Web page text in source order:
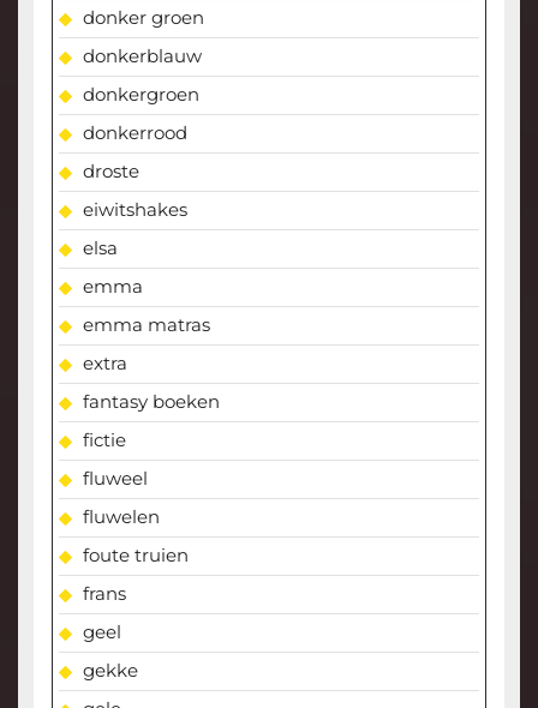
donker groen
donkerblauw
donkergroen
donkerrood
droste
eiwitshakes
elsa
emma
emma matras
extra
fantasy boeken
fictie
fluweel
fluwelen
foute truien
frans
geel
gekke